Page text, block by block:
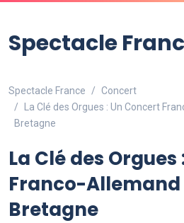
Spectacle
Spectacle France
Concert
La Clé des Orgues : Un Concert
Bretagne
La Clé des
Franco-
Bretagne